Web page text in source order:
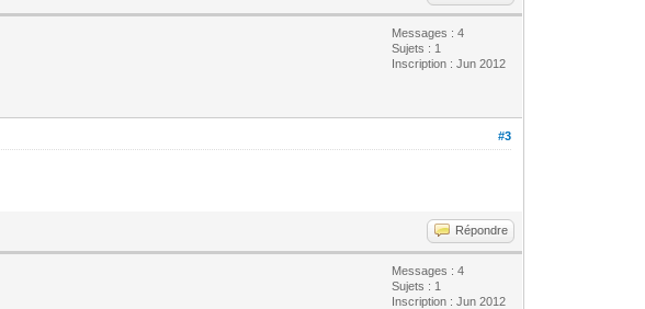
Messages : 4
Sujets : 1
Inscription : Jun 2012
#3
Répondre
Messages : 4
Sujets : 1
Inscription : Jun 2012